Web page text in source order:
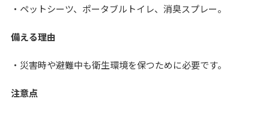
・ペットシーツ、ポータブルトイレ、消臭スプレー。
備える理由
・災害時や避難中も衛生環境を保つために必要です。
注意点